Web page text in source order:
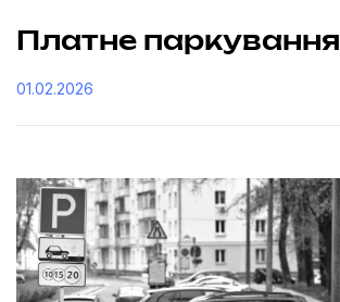
Платне паркування
01.02.2026